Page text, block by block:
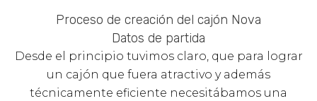
Proceso de creación del cajón Nova
Datos de partida
Desde el principio tuvimos claro, que para lograr
un cajón que fuera atractivo y además
técnicamente eficiente necesitábamos una